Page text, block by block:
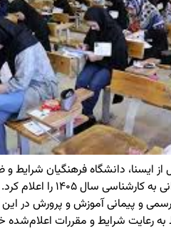
از ایسنا، دانشگاه فرهنگیان شرایط
فرهنگیان در آزمون
و پیمانی آموزش و پرورش در این
رعایت شرایط و مقررات اعلام‌شده